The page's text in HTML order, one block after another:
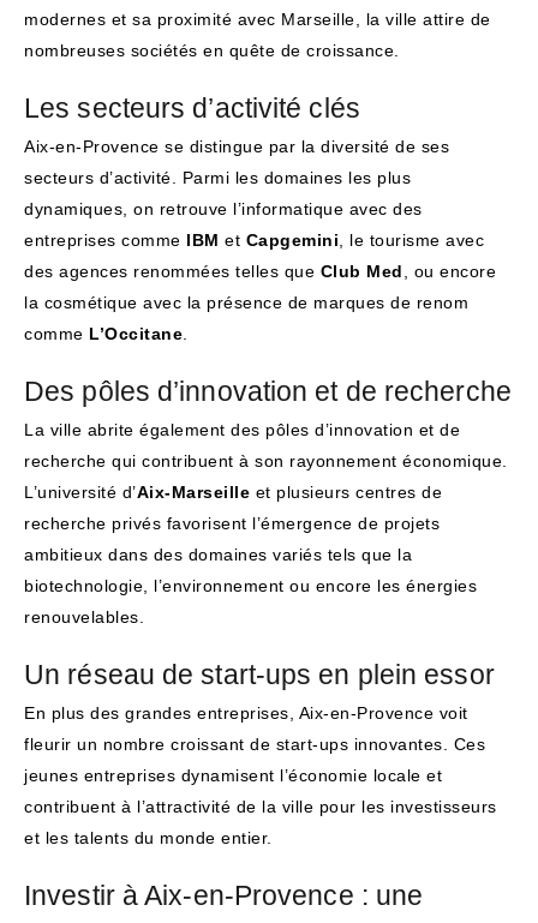
modernes et sa proximité avec Marseille, la ville attire de
nombreuses sociétés en quête de croissance.
Les secteurs d’activité clés
Aix-en-Provence se distingue par la diversité de ses
secteurs d’activité. Parmi les domaines les plus
dynamiques, on retrouve l’informatique avec des
entreprises comme IBM et Capgemini , le tourisme avec
des agences renommées telles que Club Med , ou encore
la cosmétique avec la présence de marques de renom
comme L’Occitane
Des pôles d’innovation et de recherche
La ville abrite également des pôles d’innovation et de
recherche qui contribuent à son rayonnement économique.
L’université d’Aix-Marseille et plusieurs centres de
recherche privés favorisent l’émergence de projets
ambitieux dans des domaines variés tels que la
biotechnologie, l’environnement ou encore les énergies
renouvelables.
Un réseau de start-ups en plein essor
En plus des grandes entreprises, Aix-en-Provence voit
fleurir un nombre croissant de start-ups innovantes. Ces
jeunes entreprises dynamisent l’économie locale et
contribuent à l’attractivité de la ville pour les investisseurs
et les talents du monde entier.
Investir à Aix-en-Provence : une